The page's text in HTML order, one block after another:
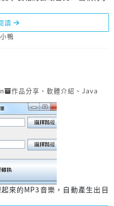
讀
鴨
作品分享 、 軟體介紹 、 Java
來的MP3音樂，自動產生出目